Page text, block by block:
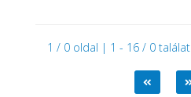
1 / 0 oldal | 1 - 16 / 0 találat